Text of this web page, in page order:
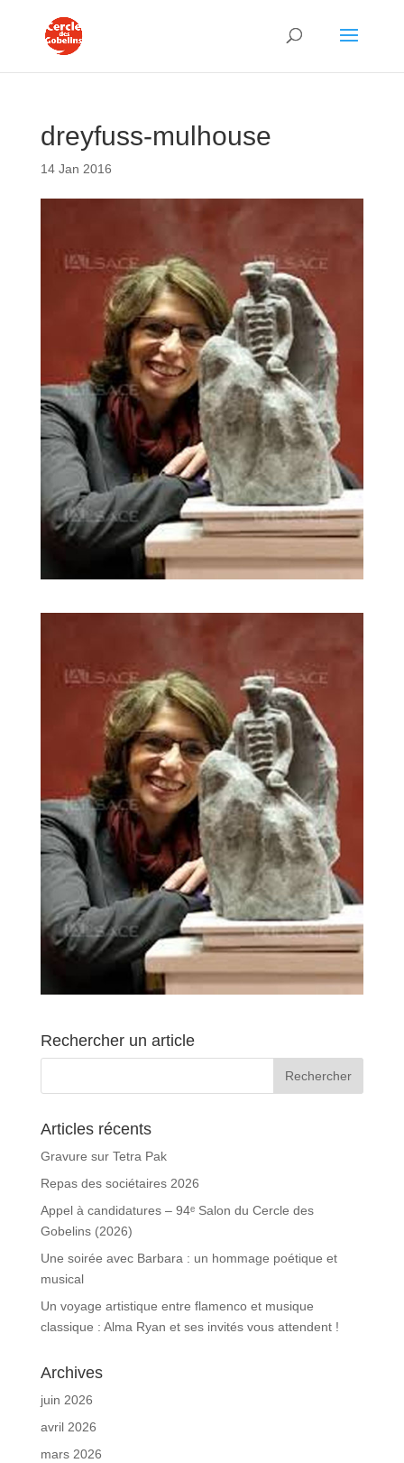
dreyfuss-mulhouse
14 Jan 2016
Rechercher un article
Articles récents
Gravure sur Tetra Pak
Repas des sociétaires 2026
Appel à candidatures – 94ᵉ Salon du Cercle des
Gobelins (2026)
Une soirée avec Barbara : un hommage poétique et
musical
Un voyage artistique entre flamenco et musique
classique : Alma Ryan et ses invités vous attendent !
Archives
juin 2026
avril 2026
mars 2026